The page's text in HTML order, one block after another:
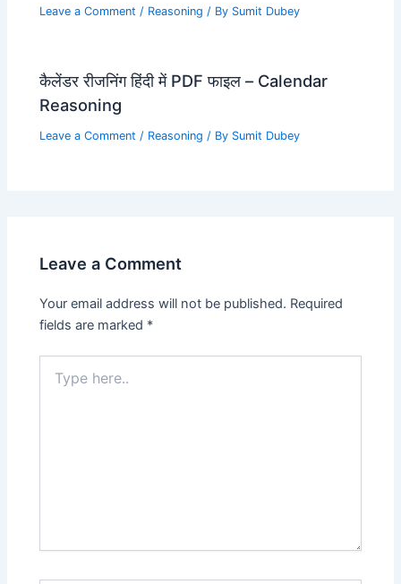
Leave a Comment / Reasoning / By Sumit Dubey
कैलेंडर रीजनिंग हिंदी में PDF फाइल – Calendar
Reasoning
Leave a Comment / Reasoning / By Sumit Dubey
Leave a Comment
Your email address will not be published. Required
fields are marked *
here..